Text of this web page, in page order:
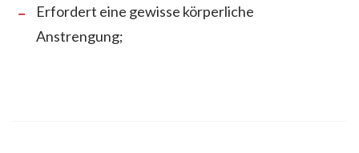
Erfordert eine gewisse körperliche
Anstrengung;